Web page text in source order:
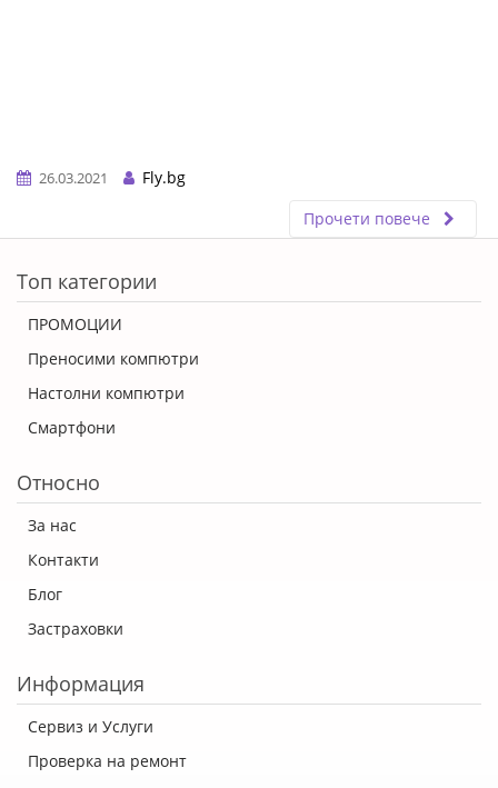
26.03.2021
Fly.bg
Прочети повече
Топ категории
ПРОМОЦИИ
Преносими компютри
Настолни компютри
Смартфони
Относно
За нас
Контакти
Блог
Застраховки
Информация
Сервиз и Услуги
Проверка на ремонт